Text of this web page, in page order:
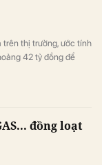
trên thị trường, ước tính
42 tỷ đồng để
đồng loạt